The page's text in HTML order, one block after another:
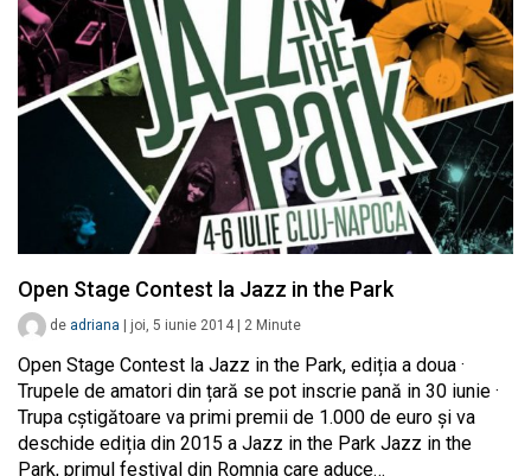
Open Stage Contest la Jazz in the Park
de adriana | joi, 5 iunie 2014 | 2 Minute
Open Stage Contest la Jazz in the Park, ediția a doua ·
Trupele de amatori din țară se pot inscrie pană in 30 iunie ·
Trupa cștigătoare va primi premii de 1.000 de euro și va
deschide ediția din 2015 a Jazz in the Park Jazz in the
Park, primul festival din Romnia care aduce…